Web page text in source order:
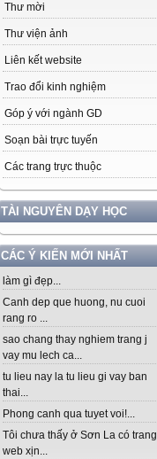
Thư mời
Thư viện ảnh
Liên kết website
Trao đổi kinh nghiệm
Góp ý với ngành GD
Soạn bài trực tuyến
Các trang trực thuộc
TÀI NGUYÊN DẠY HỌC
CÁC Ý KIẾN MỚI NHẤT
làm gì đẹp...
Canh dep que huong, nu cuoi
rang ro ...
sao chang thay nghiem trang j
vay mu lech ca...
tu lieu nay la tu lieu gi vay ban
thai...
Phong canh qua tuyet voi!...
Tôi chưa thấy ở Sơn La có trang
web xịn...